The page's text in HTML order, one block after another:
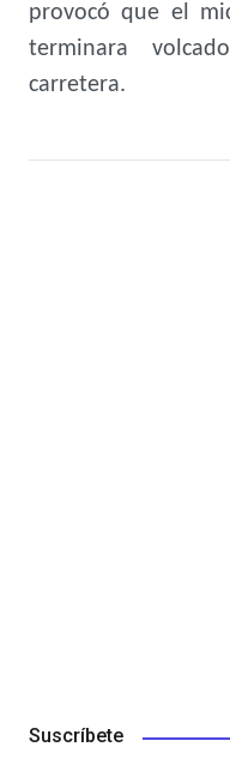
provocó que el
terminara
carretera.
Suscríbete